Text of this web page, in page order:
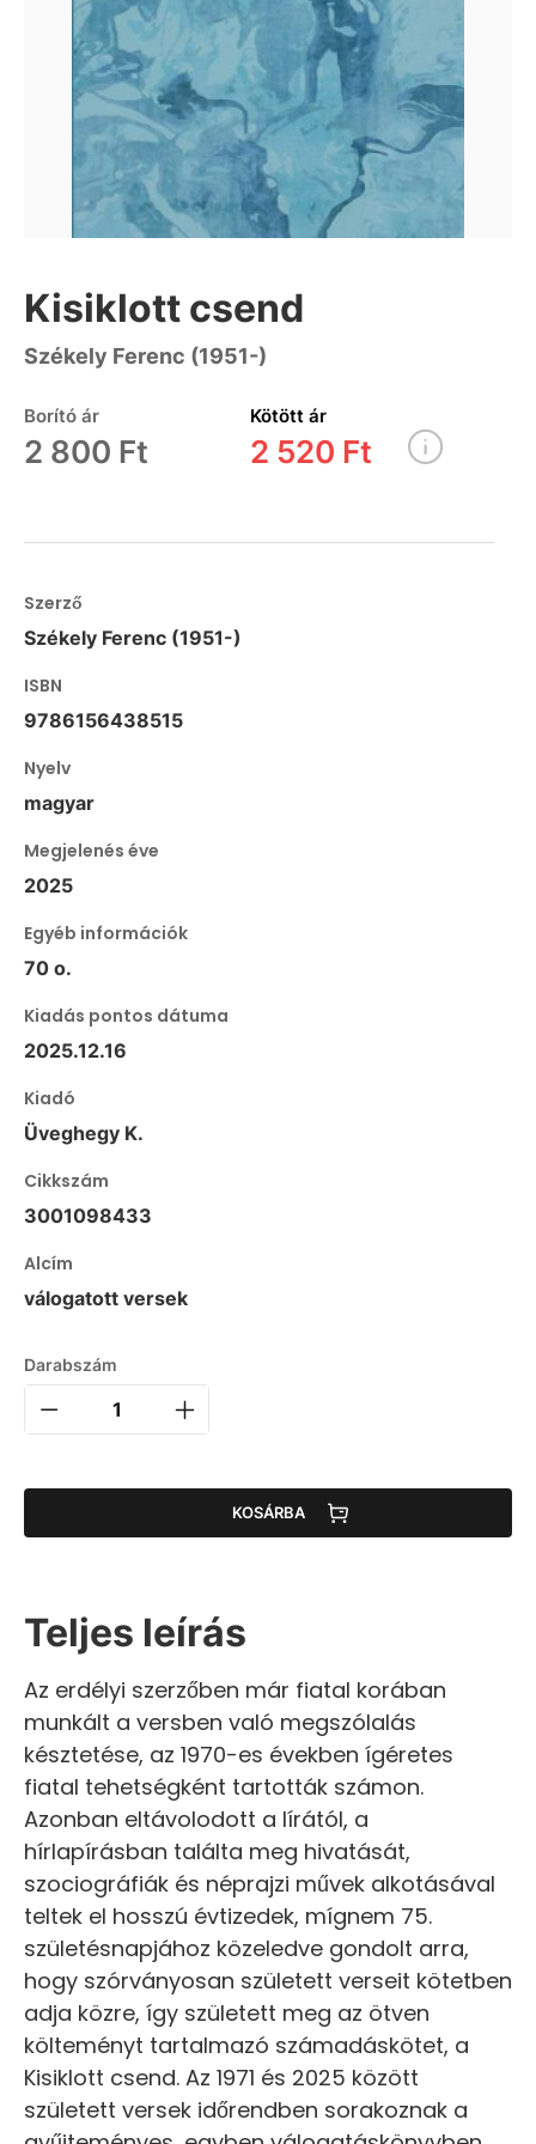
Kisiklott csend
Székely Ferenc (1951-)
Borító ár
2 800 Ft
Kötött ár
2 520 Ft
Szerző
Székely Ferenc (1951-)
ISBN
9786156438515
Nyelv
magyar
Megjelenés éve
2025
Egyéb információk
70 o.
Kiadás pontos dátuma
2025.12.16
Kiadó
Üveghegy K.
Cikkszám
3001098433
Alcím
válogatott versek
Darabszám
KOSÁRBA
Teljes leírás
Az erdélyi szerzőben már fiatal korában
munkált a versben való megszólalás
késztetése, az 1970-es években ígéretes
fiatal tehetségként tartották számon.
Azonban eltávolodott a lírától, a
hírlapírásban találta meg hivatását,
szociográfiák és néprajzi művek alkotásával
teltek el hosszú évtizedek, mígnem 75.
születésnapjához közeledve gondolt arra,
hogy szórványosan született verseit kötetben
adja közre, így született meg az ötven
költeményt tartalmazó számadáskötet, a
Kisiklott csend. Az 1971 és 2025 között
született versek időrendben sorakoznak a